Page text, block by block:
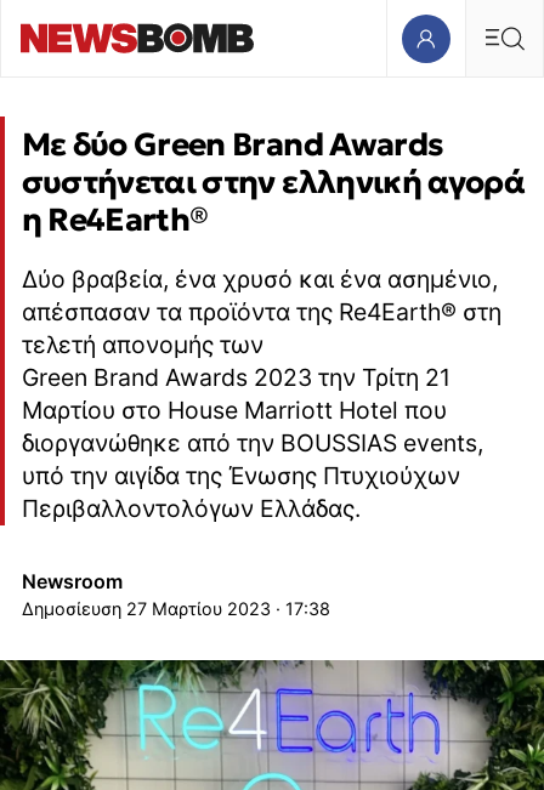
Με δύο Green Brand Awards
συστήνεται στην ελληνική αγορά
η Re4Earth®
Δύο βραβεία, ένα χρυσό και ένα ασημένιο,
απέσπασαν τα προϊόντα της Re4Earth® στη
τελετή απονομής των
Green Brand Awards 2023 την Τρίτη 21
Μαρτίου στο House Marriott Hotel που
διοργανώθηκε από την BOUSSIAS events,
υπό την αιγίδα της Ένωσης Πτυχιούχων
Περιβαλλοντολόγων Ελλάδας.
Newsroom
27 Μαρτίου 2023 · 17:38